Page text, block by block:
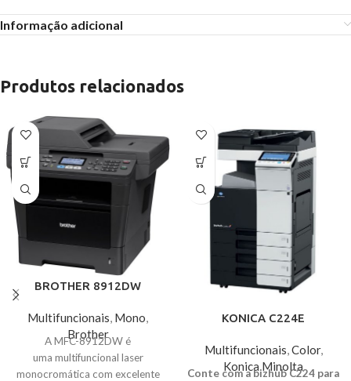
Informação adicional
Produtos relacionados
BROTHER 8912DW
Multifuncionais, Mono,
Brother
A MFC-8912DW é
uma multifuncional laser
monocromática com excelente
KONICA C224E
Multifuncionais,Color,
Konica Minolta
Conte com a bizhub C224 para